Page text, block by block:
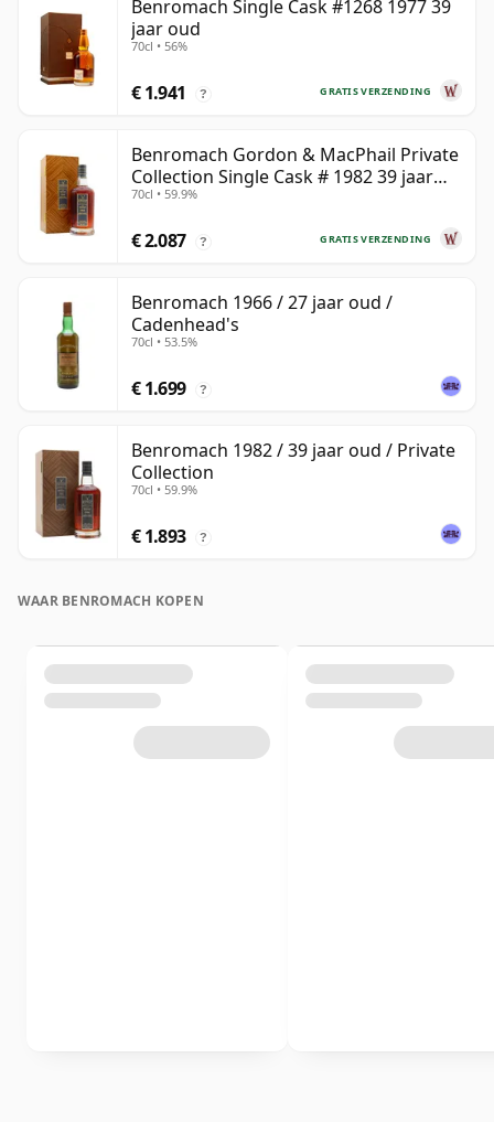
Benromach Single Cask #1268 1977 39
jaar oud
70cl • 56%
GRATIS VERZENDING
€ 1.941 ?
Benromach Gordon & MacPhail Private
Collection Single Cask # 1982 39 jaar
oud
70cl • 59.9%
GRATIS VERZENDING
€ 2.087 ?
Benromach 1966 / 27 jaar oud /
Cadenhead's
70cl • 53.5%
€ 1.699 ?
Benromach 1982 / 39 jaar oud / Private
Collection
70cl • 59.9%
€ 1.893 ?
WAAR BENROMACH KOPEN